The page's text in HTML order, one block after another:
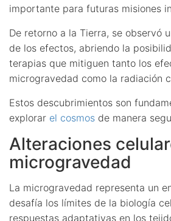
importante para futuras misiones
De retorno a la Tierra, se observó
de los efectos, abriendo la
terapias que mitiguen tanto los
microgravedad como la radiación
Estos descubrimientos son
explorar el cosmos de manera
Alteraciones
microgravedad
La microgravedad representa un
desafía los límites de la biología
respuestas adaptativas en los